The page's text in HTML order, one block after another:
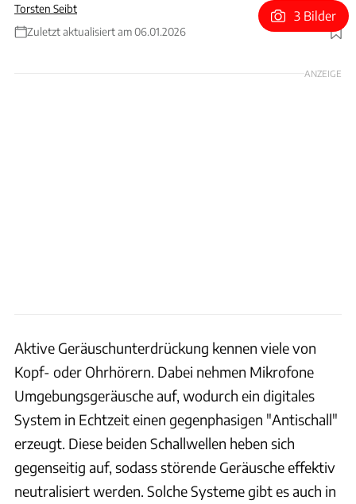
Torsten Seibt
Zuletzt aktualisiert am 06.01.2026
Foto: ZF Group
3 Bilder
ANZEIGE
Aktive Geräuschunterdrückung kennen viele von
Kopf- oder Ohrhörern. Dabei nehmen Mikrofone
Umgebungsgeräusche auf, wodurch ein digitales
System in Echtzeit einen gegenphasigen "Antischall"
erzeugt. Diese beiden Schallwellen heben sich
gegenseitig auf, sodass störende Geräusche effektiv
neutralisiert werden. Solche Systeme gibt es auch in